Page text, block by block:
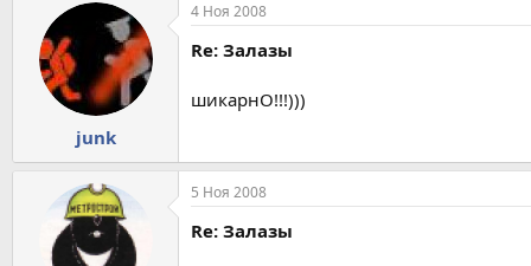
junk
4 Ноя 2008
Re: Залазы
шикарнО!!!)))
5 Ноя 2008
Re: Залазы